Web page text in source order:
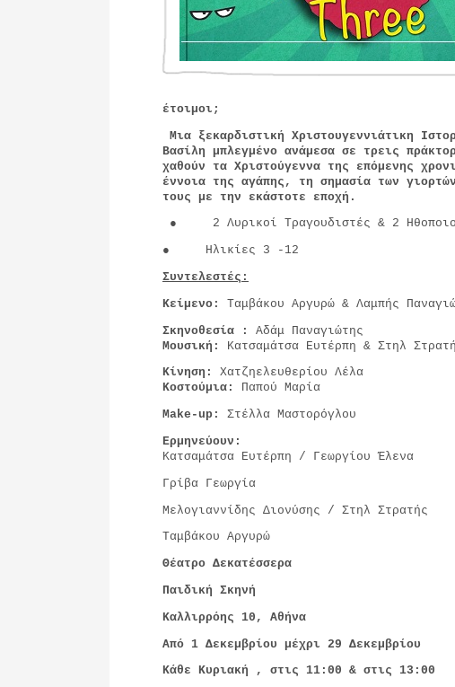
έτοιμοι;
Μια ξεκαρδιστική Χριστουγεννιάτικη
Βασίλη μπλεγμένο ανάμεσα σε τρεις
χαθούν τα Χριστούγεννα της επόμενης
έννοια της αγάπης, τη σημασία των
τους με την εκάστοτε εποχή.
● 2 Λυρικοί Τραγουδιστές & 2
● Ηλικίες 3 -12
Συντελεστές:
Κείμενο:
Ταμβάκου Αργυρώ & Λαμπής
Σκηνοθεσία :
Αδάμ Παναγιώτης
Μουσική:
Κατσαμάτσα Ευτέρπη & Στηλ
Κίνηση:
Χατζηελευθερίου Λέλα
Κοστούμια:
Παπού Μαρία
Make-up:
Στέλλα Μαστορόγλου
Ερμηνεύουν:
Κατσαμάτσα Ευτέρπη / Γεωργίου Έλενα
Γρίβα Γεωργία
Μελογιαννίδης Διονύσης / Στηλ Στρατής
Ταμβάκου Αργυρώ
Θέατρο Δεκατέσσερα
Παιδική Σκηνή
Καλλιρρόης 10, Αθήνα
Από 1 Δεκεμβρίου μέχρι 29 Δεκεμβρίου
Κάθε Κυριακή , στις 11:00 & στις 13:00